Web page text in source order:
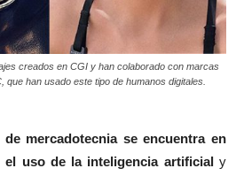
creados en CGI y han colaborado con marcas
que han usado este tipo de humanos digitales.
mercadotecnia se encuentra en
el uso de la inteligencia artificialy